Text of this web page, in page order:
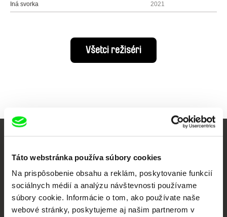
Táto webstránka používa súbory cookies
Na prispôsobenie obsahu a reklám, poskytovanie funkcií
sociálnych médií a analýzu návštevnosti používame
súbory cookie. Informácie o tom, ako používate naše
webové stránky, poskytujeme aj našim partnerom v
Iná svorka 2021
Všetci režiséri
Nové filmy každý týždeň
európskych festivalov dokumentárneho filmu združených pod Doc Alliance.